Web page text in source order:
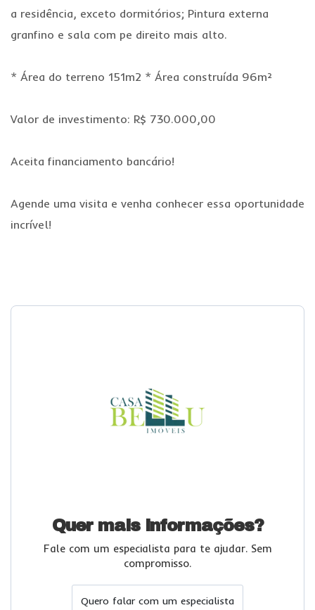
a residência, exceto dormitórios; Pintura externa
granfino e sala com pe direito mais alto.
* Área do terreno 151m2 * Área construída 96m²
Valor de investimento: R$ 730.000,00
Aceita financiamento bancário!
Agende uma visita e venha conhecer essa oportunidade
incrível!
Quer mais informações?
Fale com um especialista para te ajudar. Sem
compromisso.
Quero falar com um especialista